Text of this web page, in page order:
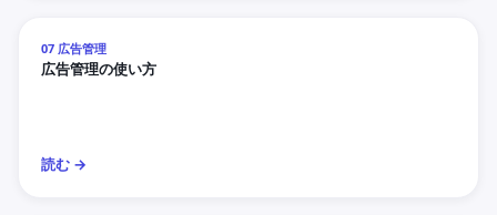
07 広告管理
広告管理の使い方
読む →